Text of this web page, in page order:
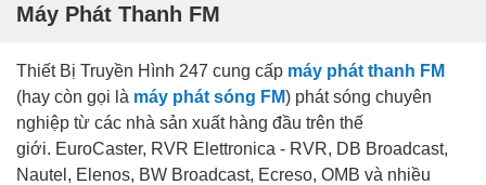
Máy Phát Thanh FM
Thiết Bị Truyền Hình 247 cung cấp máy phát thanh FM
(hay còn gọi là máy phát sóng FM) phát sóng chuyên
nghiệp từ các nhà sản xuất hàng đầu trên thế
giới. EuroCaster, RVR Elettronica - RVR, DB Broadcast,
Nautel, Elenos, BW Broadcast, Ecreso, OMB và nhiều